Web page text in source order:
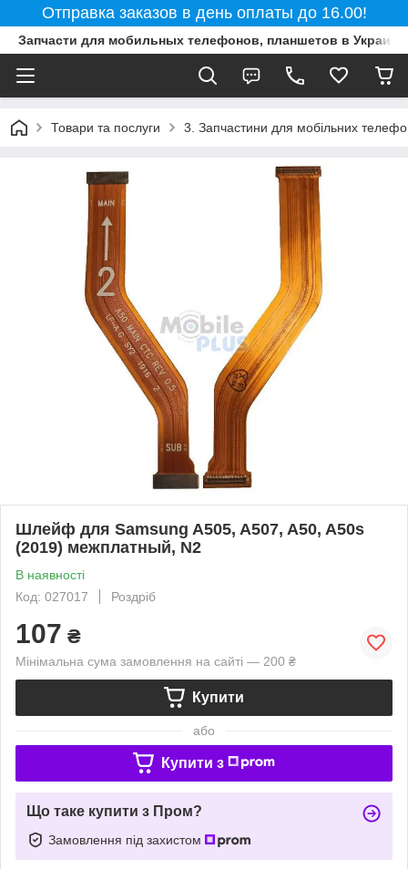
Отправка заказов в день оплаты до 16.00!
Запчасти для мобильных телефонов, планшетов в
Товари та послуги 3. Запчастини для мобільних
Шлейф для Samsung A505, A507, A50, A50s
(2019) межплатный, N2
В наявності
Код: 027017
Роздріб
107 ₴
Мінімальна сума замовлення на сайті — 200 ₴
Купити
або
Купити з
Що таке купити з Пром?
Замовлення під захистом